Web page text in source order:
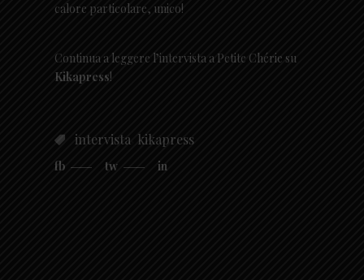
calore particolare, unico!
Continua a leggere l’intervista a Petite Chérie su
Kikapress!
intervista kikapress
fb tw in